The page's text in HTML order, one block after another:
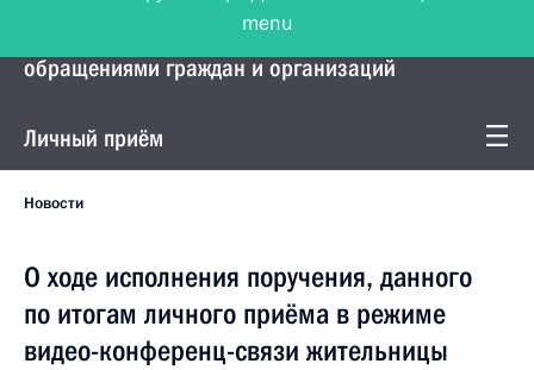
Управление Президента по работе с
обращениями граждан и организаций
Личный приём
Новости
О ходе исполнения поручения, данного
по итогам личного приёма в режиме
видео-конференц-связи жительницы